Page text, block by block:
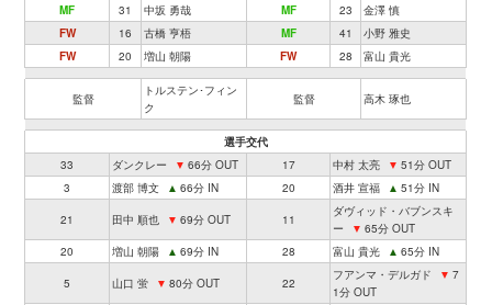
MF
31 中坂 勇哉 MF 23
金澤 慎
FW
16 古橋 亨梧 MF 41
小野 雅史
FW
20 増山 朝陽 FW 28 富山 貴光
監督
トルステン･フィン
ク
監督 高木 琢也
選手交代
33
ダンクレー ▼ 66分 OUT 17 中村 太亮 ▼ 51分 OUT
3
渡部 博文 ▲ 66分 IN 20 酒井 宣福 ▲ 51分 IN
21 田中 順也 ▼ 69分 OUT 11
ダヴィッド・バブンスキ
ー
▼ 65分 OUT
20
増山 朝陽 ▲ 69分 IN 28 富山 貴光 ▲ 65分 IN
5 山口 蛍 ▼ 80分 OUT 22
フアンマ・デルガド ▼ 7
1分 OUT